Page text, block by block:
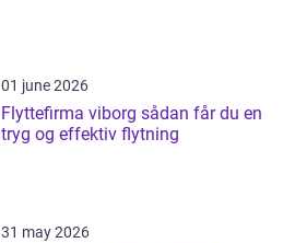
01 june 2026
Flyttefirma viborg sådan får du en
tryg og effektiv flytning
31 may 2026